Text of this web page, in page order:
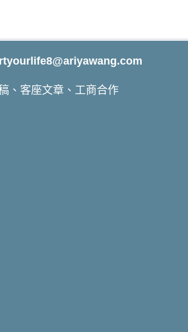
、客座文章、工商合作